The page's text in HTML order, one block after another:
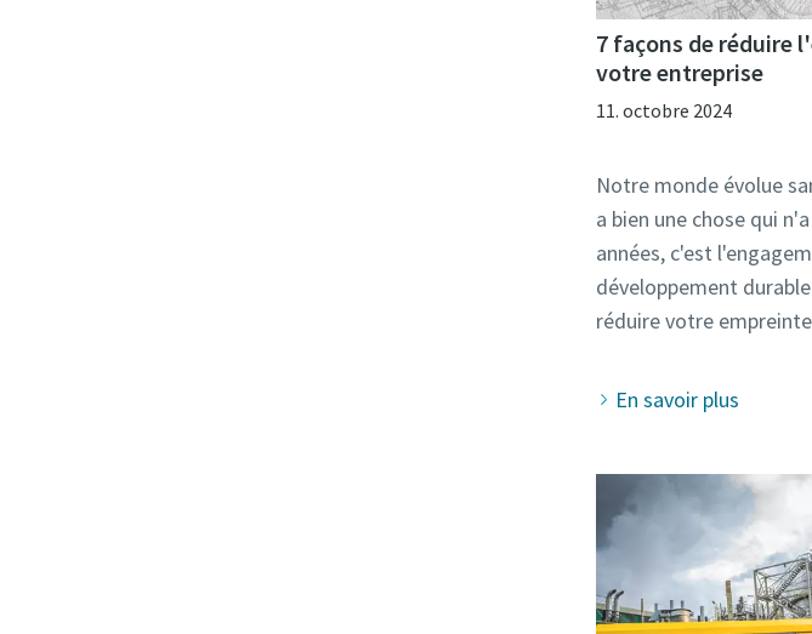
7 façons de réduire
votre entreprise
11. octobre 2024
Notre monde évolue
a bien une chose qui
années, c'est
développement
En savoir plus